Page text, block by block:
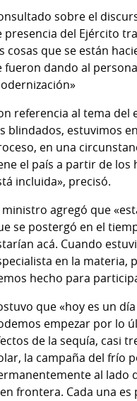
sobre el
presencia del Ejército
cosas que se están
fueron dando al
referencia al tema del
blindados, estuvimos
en una
el país a partir de los
incluida», precisó.
ministro agregó que
se postergó en el
acá. Cuando
en la materia,
hecho para
que «hoy es un
empezar por lo
de la sequía, casi
la campaña del frío
al lado
frontera. Cada una